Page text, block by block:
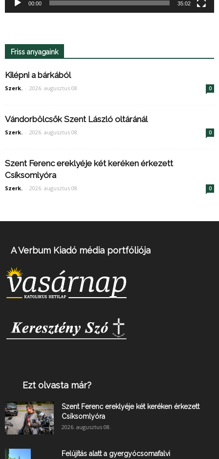
00:00 35:02
Friss anyagaink
Kilépni a bárkából
Szerk. - 2026. augusztus 08. 0
Vándorbölcsők Szent László oltáránál
Szerk. - 2026. augusztus 08. 0
Szent Ferenc ereklyéje két keréken érkezett
Csíksomlyóra
Szerk. - 2026. augusztus 08. 0
A Verbum Kiadó média portfóliója
Ezt olvasta már?
Szent Ferenc ereklyéje két keréken érkezett
Csíksomlyóra
2026. augusztus 08.
Felújítás alatt a gyergyócsomafalvi